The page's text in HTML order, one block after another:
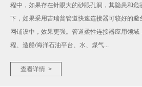
程中，如果存在针眼大的砂眼孔洞，其隐患和
下，如果采用吉瑞普管道快速连接器可较好的
网铺设中，效果更强。管道柔性连接器应用领
程、造船/海洋石油平台、水、煤气...
查看详情 >